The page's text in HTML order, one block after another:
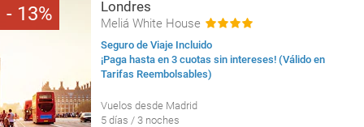
13 Londres
Meliá White House
Seguro de Viaje Incluido
¡Paga hasta en 3 cuotas sin intereses! (Válido en
Tarifas Reembolsables)
Vuelos desde Madrid
5 días / 3 noches